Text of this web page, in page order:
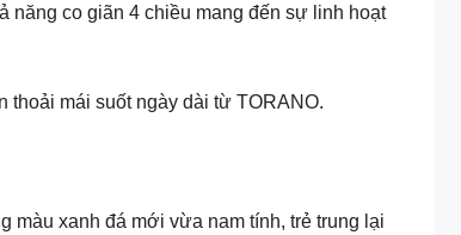
năng co giãn 4 chiều mang đến sự linh hoạt
thoải mái suốt ngày dài từ TORANO.
màu xanh đá mới vừa nam tính, trẻ trung lại